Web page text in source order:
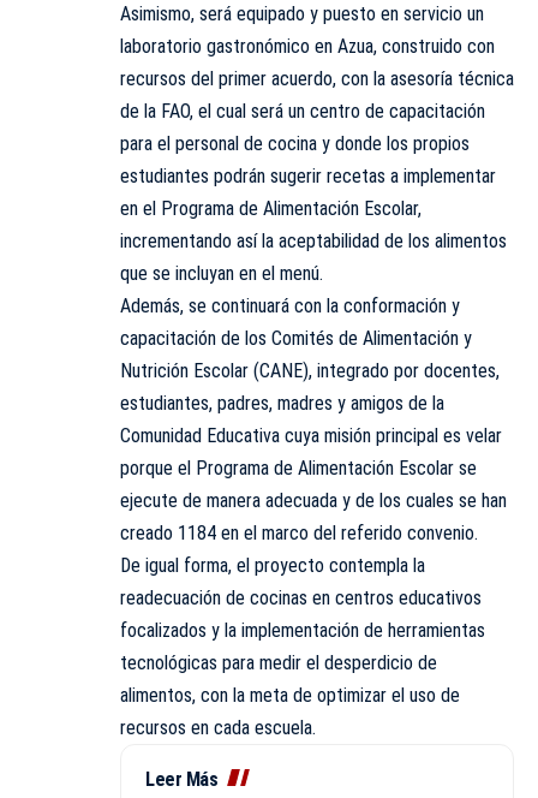
Asimismo, será equipado y puesto en servicio un
laboratorio gastronómico en Azua, construido con
recursos del primer acuerdo, con la asesoría técnica
de la FAO, el cual será un centro de capacitación
para el personal de cocina y donde los propios
estudiantes podrán sugerir recetas a implementar
en el Programa de Alimentación Escolar,
incrementando así la aceptabilidad de los alimentos
que se incluyan en el menú.
Además, se continuará con la conformación y
capacitación de los Comités de Alimentación y
Nutrición Escolar (CANE), integrado por docentes,
estudiantes, padres, madres y amigos de la
Comunidad Educativa cuya misión principal es velar
porque el Programa de Alimentación Escolar se
ejecute de manera adecuada y de los cuales se han
creado 1184 en el marco del referido convenio.
De igual forma, el proyecto contempla la
readecuación de cocinas en centros educativos
focalizados y la implementación de herramientas
tecnológicas para medir el desperdicio de
alimentos, con la meta de optimizar el uso de
recursos en cada escuela.
Leer Más